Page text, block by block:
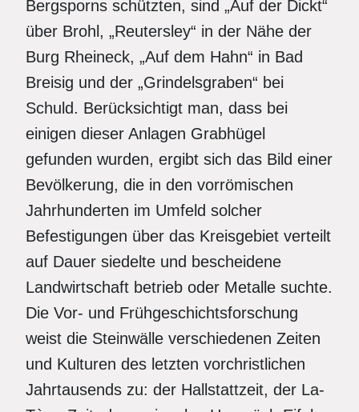
Bergsporns schützten, sind „Auf der Dickt“
über Brohl, „Reutersley“ in der Nähe der
Burg Rheineck, „Auf dem Hahn“ in Bad
Breisig und der „Grindelsgraben“ bei
Schuld. Berücksichtigt man, dass bei
einigen dieser Anlagen Grabhügel
gefunden wurden, ergibt sich das Bild einer
Bevölkerung, die in den vorrömischen
Jahrhunderten im Umfeld solcher
Befestigungen über das Kreisgebiet verteilt
auf Dauer siedelte und bescheidene
Landwirtschaft betrieb oder Metalle suchte.
Die Vor- und Frühgeschichtsforschung
weist die Steinwälle verschiedenen Zeiten
und Kulturen des letzten vorchristlichen
Jahrtausends zu: der Hallstattzeit, der La-